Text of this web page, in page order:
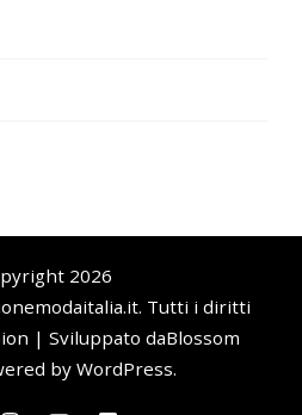
2026
. Tutti i diritti
| Sviluppato daBlossom
byWordPress.